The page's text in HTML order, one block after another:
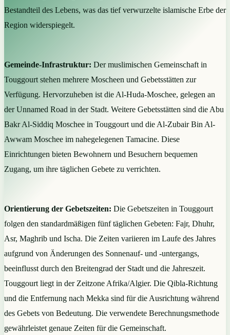
Bestandteil des Lebens, was das tief verwurzelte islamische Erbe der
Region widerspiegelt.
Gemeinde-Infrastruktur: Der muslimischen Gemeinschaft in
Touggourt stehen mehrere Moscheen und Gebetsstätten zur
Verfügung. Hervorzuheben ist die Al-Huda-Moschee, gelegen an
der Unnamed Road in der Stadt. Weitere Gebetsstätten sind die Abu
Bakr Al-Siddiq Moschee in Touggourt und die Al-Zubair Bin Al-
Awwam Moschee im nahegelegenen Tamacine. Diese
Einrichtungen bieten Bewohnern und Besuchern bequemen
Zugang, um ihre täglichen Gebete zu verrichten.
Orientierung der Gebetszeiten: Die Gebetszeiten in Touggourt
folgen den standardmäßigen fünf täglichen Gebeten: Fajr, Dhuhr,
Asr, Maghrib und Ischa. Die Zeiten variieren im Laufe des Jahres
aufgrund von Änderungen des Sonnenauf- und -untergangs,
beeinflusst durch den Breitengrad der Stadt und die Jahreszeit.
Touggourt liegt in der Zeitzone Afrika/Algier. Die Qibla-Richtung
und die Entfernung nach Mekka sind für die Ausrichtung während
des Gebets von Bedeutung. Die verwendete Berechnungsmethode
gewährleistet genaue Zeiten für die Gemeinschaft.